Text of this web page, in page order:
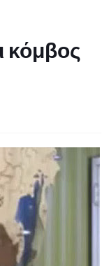
κόμβος